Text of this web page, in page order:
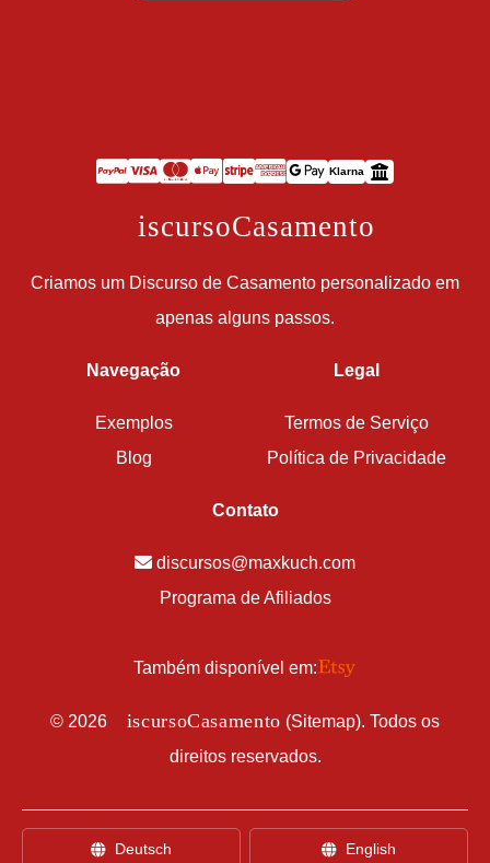
Klarna
DiscursoCasamento
Criamos um Discurso de Casamento personalizado em
apenas alguns passos.
Navegação
Exemplos
Blog
Legal
Termos de Serviço
Política de Privacidade
Contato
discursos@maxkuch.com
Programa de Afiliados
Também disponível em:
© 2026 iscursoCasamento (Sitemap). Todos os
direitos reservados.
Deutsch English